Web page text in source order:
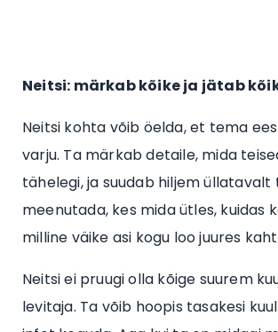
Neitsi: märkab kõike ja jätab
Neitsi kohta võib öelda, et tema
varju. Ta märkab detaile, mida
tähelegi, ja suudab hiljem
meenutada, kes mida ütles, kuidas
milline väike asi kogu loo juures
Neitsi ei pruugi olla kõige suurem
levitaja. Ta võib hoopis tasakesi